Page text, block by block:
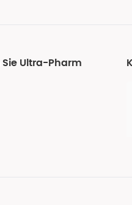
Sie Ultra-Pharm